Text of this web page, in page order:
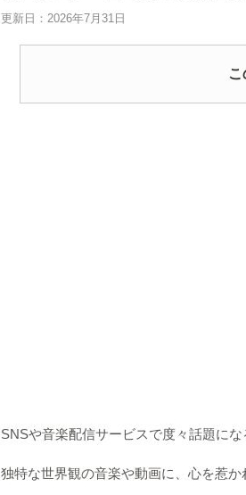
更新日：2026年7月31日
SNSや音楽配信サービスで度々話題に
独特な世界観の音楽や動画に、 心を惹か